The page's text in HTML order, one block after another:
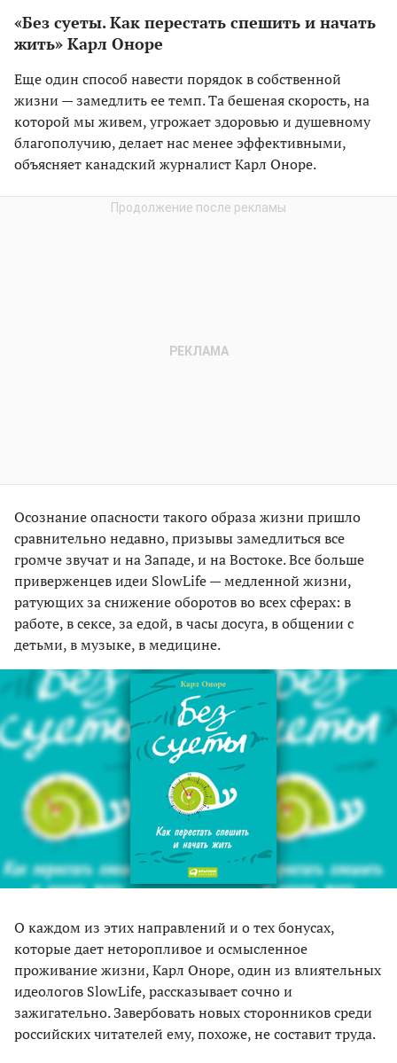
«Без суеты. Как перестать спешить и начать
жить» Карл Оноре
Еще один способ навести порядок в собственной
жизни — замедлить ее темп. Та бешеная скорость, на
которой мы живем, угрожает здоровью и душевному
благополучию, делает нас менее эффективными,
объясняет канадский журналист Карл Оноре.
Осознание опасности такого образа жизни пришло
сравнительно недавно, призывы замедлиться все
громче звучат и на Западе, и на Востоке. Все больше
приверженцев идеи SlowLife — медленной жизни,
ратующих за снижение оборотов во всех сферах: в
работе, в сексе, за едой, в часы досуга, в общении с
детьми, в музыке, в медицине.
О каждом из этих направлений и о тех бонусах,
которые дает неторопливое и осмысленное
проживание жизни, Карл Оноре, один из влиятельных
идеологов SlowLife, рассказывает сочно и
зажигательно. Завербовать новых сторонников среди
российских читателей ему, похоже, не составит труда.